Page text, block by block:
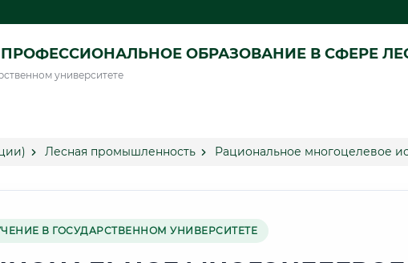
ОБРАЗОВАНИЕ В СФЕРЕ
университете
Лесная промышленность Рациональное многоцелевое
В ГОСУДАРСТВЕННОМ УНИВЕРСИТЕТЕ